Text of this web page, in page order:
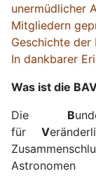
unermüdlicher
Mitgliedern
Geschichte der
In dankbarer
Was ist die
Die B
für V